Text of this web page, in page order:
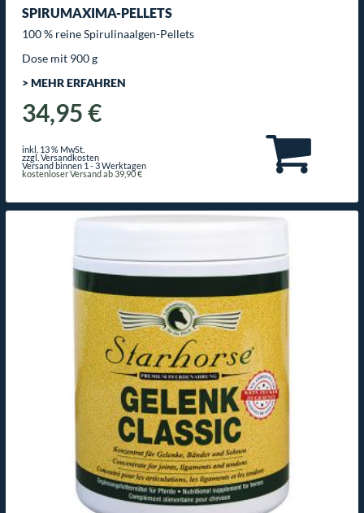
SPIRUMAXIMA-PELLETS
100 % reine Spirulinaalgen-Pellets
Dose mit 900 g
> MEHR ERFAHREN
34,95 €
inkl. 13 % MwSt.
zzgl. Versandkosten
Versand binnen 1 - 3 Werktagen
kostenloser Versand ab 39,90 €